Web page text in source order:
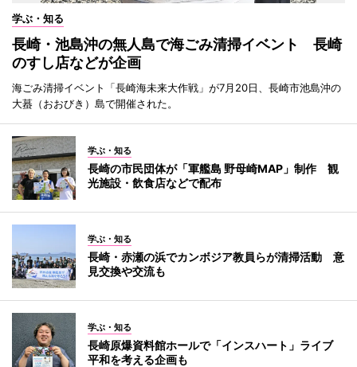
学ぶ・知る
長崎・池島沖の無人島で海ごみ清掃イベント 長崎
のすし店などが企画
海ごみ清掃イベント「長崎海未来大作戦」が7月20日、長崎市池島沖の
大蟇（おおびき）島で開催された。
学ぶ・知る
長崎の市民団体が「軍艦島 野母崎MAP」制作 観
光施設・飲食店などで配布
学ぶ・知る
長崎・赤瀬の浜でカンボジア教員らが清掃活動 意
見交換や交流も
学ぶ・知る
長崎原爆資料館ホールで「インスハート」ライブ
平和を考える企画も